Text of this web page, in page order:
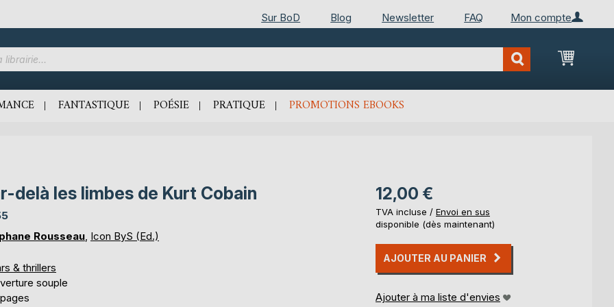
Mon compte
Sur BoD Blog Newsletter FAQ
Mon
FANTASTIQUE POÉSIE PRATIQUE PROMOTIONS EBOOKS
delà les limbes de Kurt Cobain
Rousseau, Icon ByS (Ed.)
& thrillers
souple
12,00 €
TVA incluse / Envoi en sus
disponible (dès maintenant)
AJOUTER AU PANIER
Ajouter à ma liste d'envies